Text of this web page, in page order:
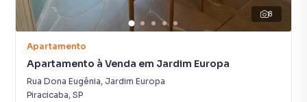
8
Apartamento
Apartamento à Venda em Jardim Europa
Rua Dona Eugênia, Jardim Europa
Piracicaba, SP